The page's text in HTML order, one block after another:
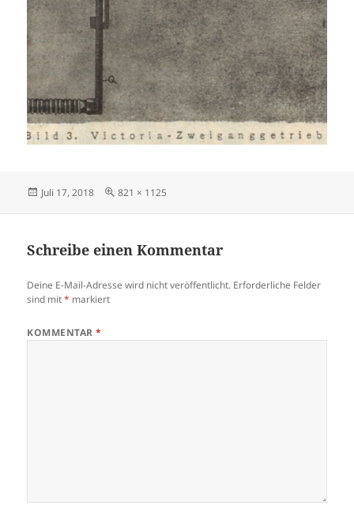
Veröffentlicht
Juli 17, 2018 Originalgröße
821 × 1125
Schreibe einen Kommentar
Deine E-Mail-Adresse wird nicht veröffentlicht. Erforderliche Felder
sind mit* markiert
KOMMENTAR*